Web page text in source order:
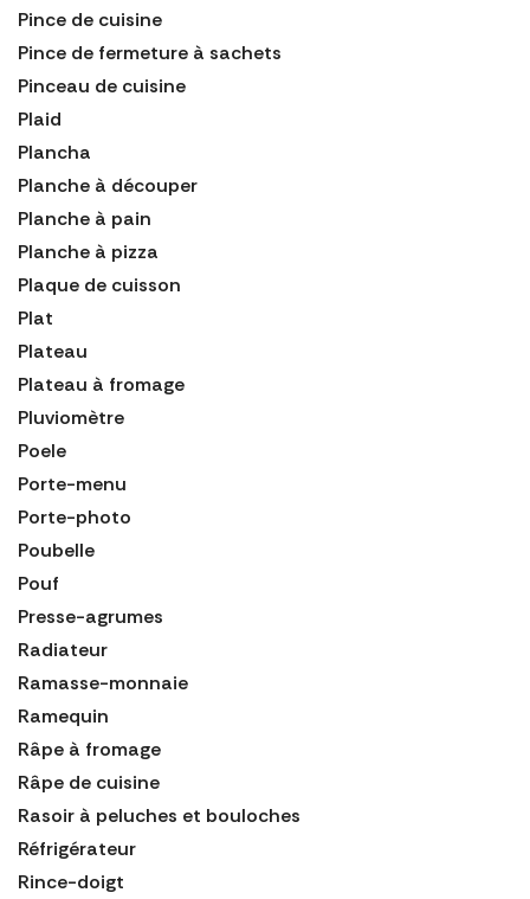
Pince de cuisine
Pince de fermeture à sachets
Pinceau de cuisine
Plaid
Plancha
Planche à découper
Planche à pain
Planche à pizza
Plaque de cuisson
Plat
Plateau
Plateau à fromage
Pluviomètre
Poele
Porte-menu
Porte-photo
Poubelle
Pouf
Presse-agrumes
Radiateur
Ramasse-monnaie
Ramequin
Râpe à fromage
Râpe de cuisine
Rasoir à peluches et bouloches
Réfrigérateur
Rince-doigt